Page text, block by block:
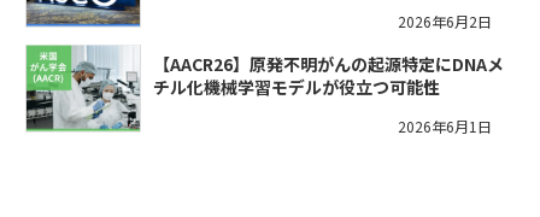
2026年6月2日
【AACR26】原発不明がんの起源特定にDNAメ
チル化機械学習モデルが役立つ可能性
2026年6月1日